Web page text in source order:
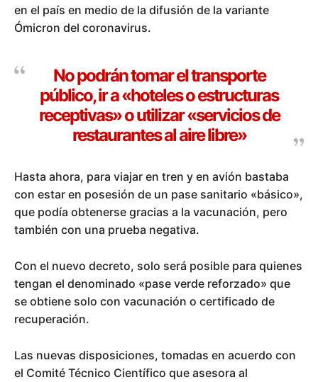
en el país en medio de la difusión de la variante
Ómicron del coronavirus.
No podrán tomar el transporte
público, ir a «hoteles o estructuras
receptivas» o utilizar «servicios de
restaurantes al aire libre»
Hasta ahora, para viajar en tren y en avión bastaba
con estar en posesión de un pase sanitario «básico»,
que podía obtenerse gracias a la vacunación, pero
también con una prueba negativa.
Con el nuevo decreto, solo será posible para quienes
tengan el denominado «pase verde reforzado» que
se obtiene solo con vacunación o certificado de
recuperación.
Las nuevas disposiciones, tomadas en acuerdo con
el Comité Técnico Científico que asesora al